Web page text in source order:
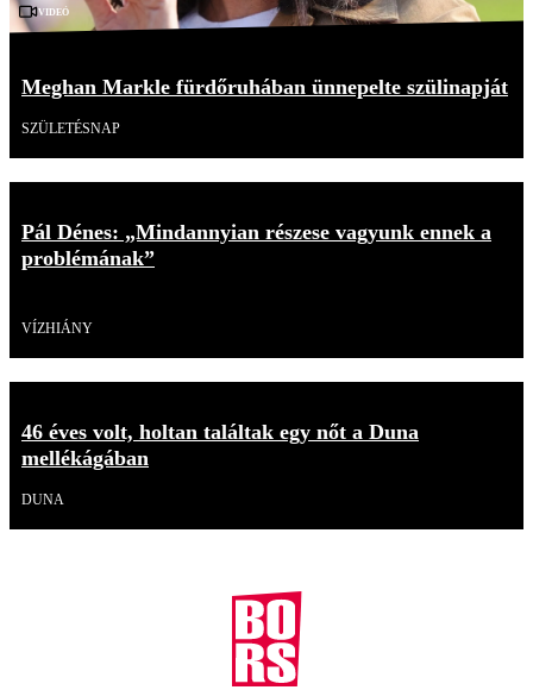
Videó
Meghan Markle fürdőruhában ünnepelte szülinapját
SZÜLETÉSNAP
Pál Dénes: „Mindannyian részese vagyunk ennek a
problémának”
VÍZHIÁNY
46 éves volt, holtan találtak egy nőt a Duna
mellékágában
DUNA